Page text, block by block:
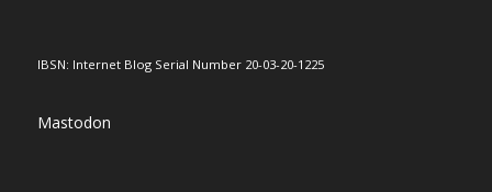
IBSN: Internet Blog Serial Number 20-03-20-1225
Mastodon